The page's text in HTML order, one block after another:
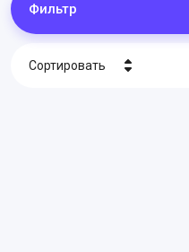
Фильтр
Сортировать